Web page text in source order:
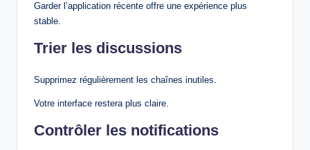
Garder l’application récente offre une expérience plus
stable.
Trier les discussions
Supprimez régulièrement les chaînes inutiles.
Votre interface restera plus claire.
Contrôler les notifications